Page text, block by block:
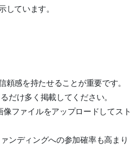
ています。
感を持たせることが重要です。
だけ多く掲載してください。
像ファイルをアップロードしてスト
ンディングへの参加確率も高まり